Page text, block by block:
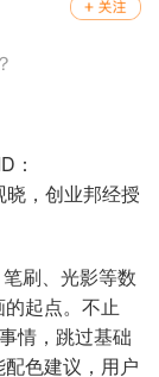
：
，创业邦经授
刷、光影等数
起点。不止
情，跳过基础
色建议，用户